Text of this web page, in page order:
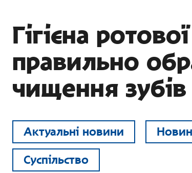
Гігієна
правильно
чищення зубів
Актуальні новини
Суспільство